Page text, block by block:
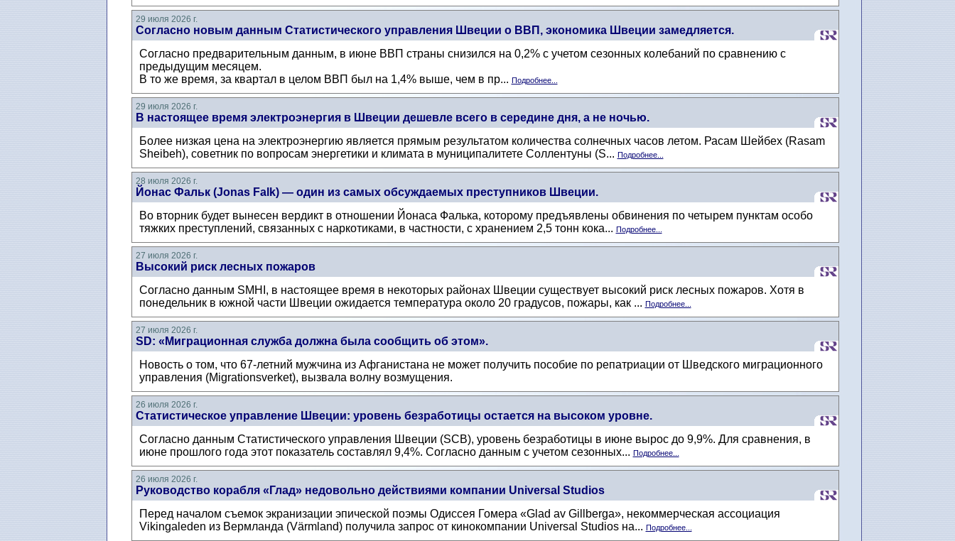
29 июля 2026 г.
Согласно новым данным Статистического управления Швеции о ВВП, экономика Швеции замедляется.
Согласно предварительным данным, в июне ВВП страны снизился на 0,2% с учетом сезонных колебаний по сравнению с
предыдущим месяцем.
В то же время, за квартал в целом ВВП был на 1,4% выше, чем в пр... Подробнее...
29 июля 2026 г.
В настоящее время электроэнергия в Швеции дешевле всего в середине дня, а не ночью.
Более низкая цена на электроэнергию является прямым результатом количества солнечных часов летом. Расам Шейбех (Rasam
Sheibeh), советник по вопросам энергетики и климата в муниципалитете Соллентуны (S... Подробнее...
28 июля 2026 г.
Йонас Фальк (Jonas Falk) — один из самых обсуждаемых преступников Швеции.
Во вторник будет вынесен вердикт в отношении Йонаса Фалька, которому предъявлены обвинения по четырем пунктам особо
тяжких преступлений, связанных с наркотиками, в частности, с хранением 2,5 тонн кока... Подробнее...
27 июля 2026 г.
Высокий риск лесных пожаров
Согласно данным SMHI, в настоящее время в некоторых районах Швеции существует высокий риск лесных пожаров. Хотя в
понедельник в южной части Швеции ожидается температура около 20 градусов, пожары, как ... Подробнее...
27 июля 2026 г.
SD: «Миграционная служба должна была сообщить об этом».
Новость о том, что 67-летний мужчина из Афганистана не может получить пособие по репатриации от Шведского миграционного
управления (Migrationsverket), вызвала волну возмущения.
26 июля 2026 г.
Статистическое управление Швеции: уровень безработицы остается на высоком уровне.
Согласно данным Статистического управления Швеции (SCB), уровень безработицы в июне вырос до 9,9%. Для сравнения, в
июне прошлого года этот показатель составлял 9,4%. Согласно данным с учетом сезонных... Подробнее...
26 июля 2026 г.
Руководство корабля «Глад» недовольно действиями компании Universal Studios
Перед началом съемок экранизации эпической поэмы Одиссея Гомера «Glad av Gillberga», некоммерческая ассоциация
Vikingaleden из Вермланда (Värmland) получила запрос от кинокомпании Universal Studios на... Подробнее...